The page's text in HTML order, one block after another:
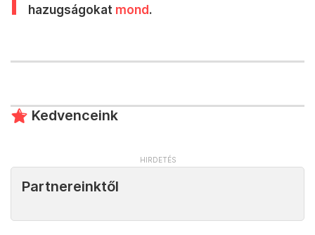
hazugságokat mond.
Kedvenceink
Partnereinktől